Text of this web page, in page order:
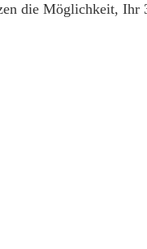
die Möglichkeit,